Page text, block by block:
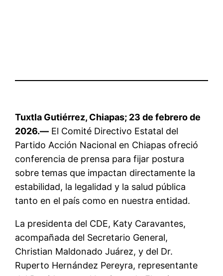
Tuxtla Gutiérrez, Chiapas; 23 de febrero de
2026.— El Comité Directivo Estatal del
Partido Acción Nacional en Chiapas ofreció
conferencia de prensa para fijar postura
sobre temas que impactan directamente la
estabilidad, la legalidad y la salud pública
tanto en el país como en nuestra entidad.
La presidenta del CDE, Katy Caravantes,
acompañada del Secretario General,
Christian Maldonado Juárez, y del Dr.
Ruperto Hernández Pereyra, representante